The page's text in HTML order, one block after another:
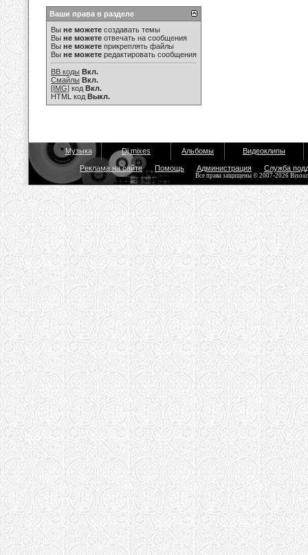
Ваши права в разделе
Вы не можете создавать темы
Вы не можете отвечать на сообщения
Вы не можете прикреплять файлы
Вы не можете редактировать сообщения
BB коды Вкл.
Смайлы Вкл.
[IMG] код Вкл.
HTML код Выкл.
Музыка Dj mixes Альбомы Видеоклипы
Реклама на сайте Помощь Администрация Служба
Все права защищены © 2007-2026